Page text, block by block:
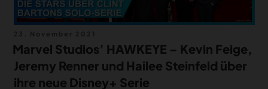
am
Marvel Studios’ HAWKEYE – Kevin Feige,
Jeremy Renner und Hailee Steinfeld über
ihre neue Disney+ Serie